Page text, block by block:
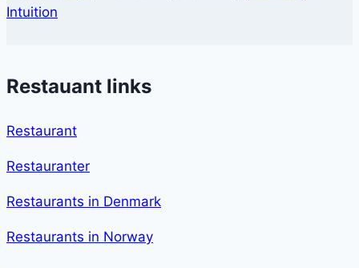
Intuition
Restauant links
Restaurant
Restauranter
Restaurants in Denmark
Restaurants in Norway